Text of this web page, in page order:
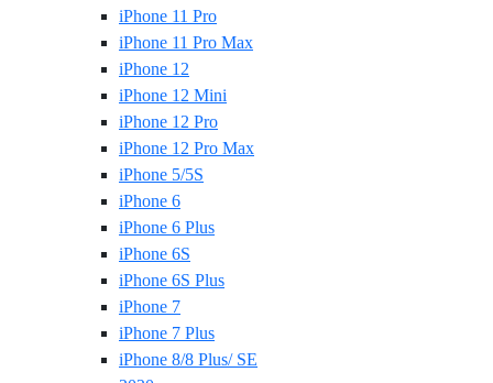
iPhone 11 Pro
iPhone 11 Pro Max
iPhone 12
iPhone 12 Mini
iPhone 12 Pro
iPhone 12 Pro Max
iPhone 5/5S
iPhone 6
iPhone 6 Plus
iPhone 6S
iPhone 6S Plus
iPhone 7
iPhone 7 Plus
iPhone 8/8 Plus/ SE